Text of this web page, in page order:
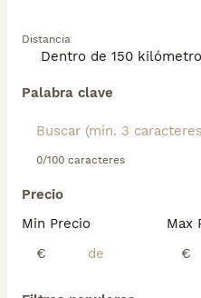
Distancia
Palabra clave
0/100 caracteres
Precio
Min Precio
€
Max
€